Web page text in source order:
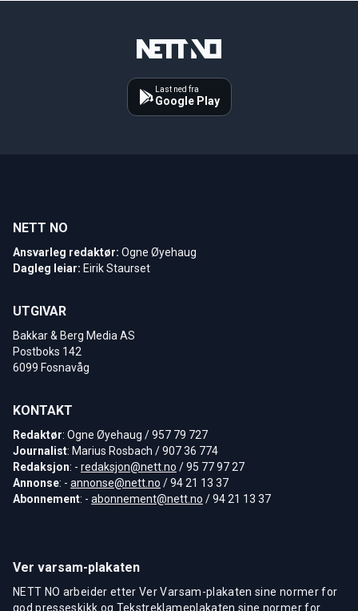
Last ned fra
Google Play
NETT NO
Ansvarleg redaktør: Ogne Øyehaug
Dagleg leiar: Eirik Staurset
UTGIVAR
Bakkar & Berg Media AS
Postboks 142
6099 Fosnavåg
KONTAKT
Redaktør: Ogne Øyehaug / 957 79 727
Journalist: Marius Rosbach / 907 36 774
Redaksjon: - redaksjon@nett.no / 95 77 97 27
Annonse: - annonse@nett.no / 94 21 13 37
Abonnement: - abonnement@nett.no / 94 21 13 37
Ver varsam-plakaten
NETT NO arbeider etter Ver Varsam-plakaten sine normer for
god presseskikk og Tekstreklameplakaten sine normer for